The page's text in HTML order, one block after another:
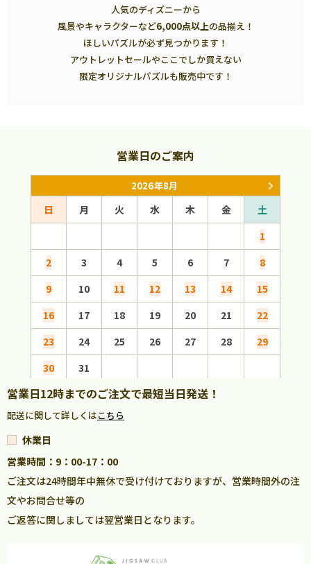
人気のディズニーから
風景やキャラクターなど6,000点以上の品揃え！
ほしいパズルが必ず見つかります！
アウトレットセールやここでしか買えない
限定オリジナルパズルも販売中です！
営業日のご案内
2026年8月
日 月 火 水 木 金
土
1
2
3 4 5 6 7
8
9
10 11 12 13 14
15
16
17 18 19 20 21
22
23
24 25 26 27 28
29
30
31
営業日12時までのご注文で最短当日発送！
配送に関して詳しくはこちら
休業日
営業時間：9：00-17：00
ご注文は24時間年中無休で受け付けておりますが、営業時間外の注
文やお問合せ等の
ご返答に関しましては翌営業日となります。